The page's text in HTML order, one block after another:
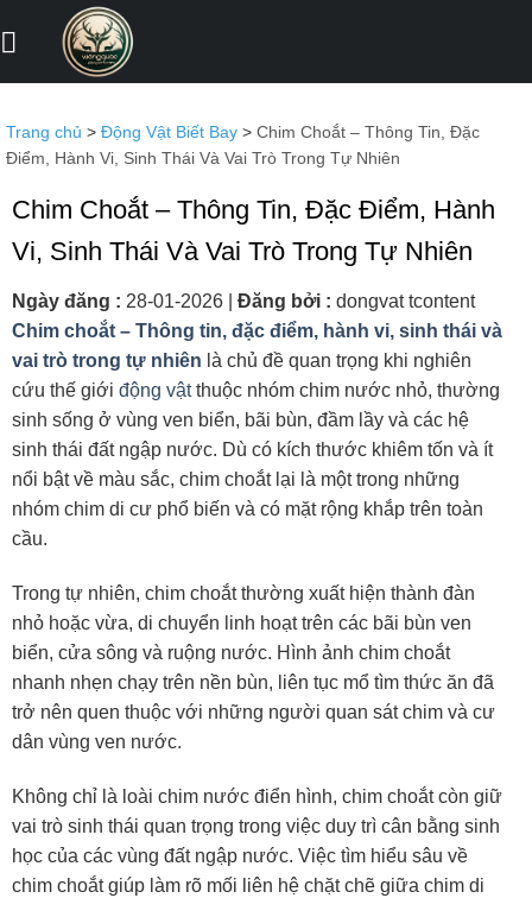
Trang chủ > Động Vật Biết Bay > Chim Choắt – Thông Tin, Đặc
Điểm, Hành Vi, Sinh Thái Và Vai Trò Trong Tự Nhiên
Chim Choắt – Thông Tin, Đặc Điểm, Hành
Vi, Sinh Thái Và Vai Trò Trong Tự Nhiên
Ngày đăng : 28-01-2026 Đăng bởi : dongvat tcontent
Chim choắt – Thông tin, đặc điểm, hành vi, sinh thái và
vai trò trong tự nhiên là chủ đề quan trọng khi nghiên
cứu thế giới động vậtthuộc nhóm chim nước nhỏ, thường
sinh sống ở vùng ven biển, bãi bùn, đầm lầy và các hệ
sinh thái đất ngập nước. Dù có kích thước khiêm tốn và ít
nổi bật về màu sắc, chim choắt lại là một trong những
nhóm chim di cư phổ biến và có mặt rộng khắp trên toàn
cầu.
Trong tự nhiên, chim choắt thường xuất hiện thành đàn
nhỏ hoặc vừa, di chuyển linh hoạt trên các bãi bùn ven
biển, cửa sông và ruộng nước. Hình ảnh chim choắt
nhanh nhẹn chạy trên nền bùn, liên tục mổ tìm thức ăn đã
trở nên quen thuộc với những người quan sát chim và cư
dân vùng ven nước.
Không chỉ là loài chim nước điển hình, chim choắt còn giữ
vai trò sinh thái quan trọng trong việc duy trì cân bằng sinh
học của các vùng đất ngập nước. Việc tìm hiểu sâu về
chim choắt giúp làm rõ mối liên hệ chặt chẽ giữa chim di